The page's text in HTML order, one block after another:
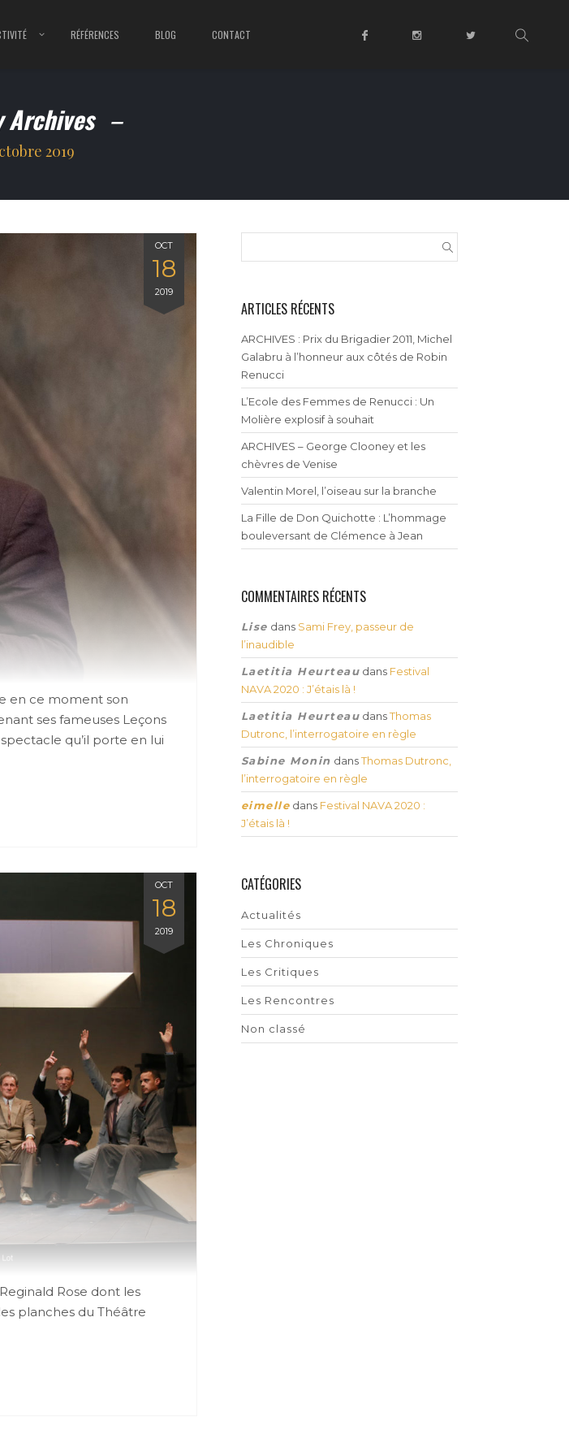
RÉFÉRENCES BLOG CONTACT
Archives
2019
OCT
18
2019
en ce moment son
ses fameuses Leçons
qu’il porte en lui
OCT
18
2019
Rose dont les
planches du Théâtre
ARTICLES RÉCENTS
ARCHIVES : Prix du Brigadier 2011, Michel
Galabru à l’honneur aux côtés de Robin
Renucci
L’Ecole des Femmes de Renucci : Un
Molière explosif à souhait
ARCHIVES – George Clooney et les
chèvres de Venise
Valentin Morel, l’oiseau sur la branche
La Fille de Don Quichotte : L’hommage
bouleversant de Clémence à Jean
COMMENTAIRES RÉCENTS
Lise dans Sami Frey, passeur de
l’inaudible
Laetitia Heurteau dans Festival
NAVA 2020 : J’étais là !
Laetitia Heurteau dansThomas
Dutronc, l’interrogatoire en règle
Sabine Monin dansThomas Dutronc,
l’interrogatoire en règle
eimelle dans Festival NAVA 2020 :
J’étais là !
CATÉGORIES
Actualités
Les Chroniques
Les Critiques
Les Rencontres
Non classé